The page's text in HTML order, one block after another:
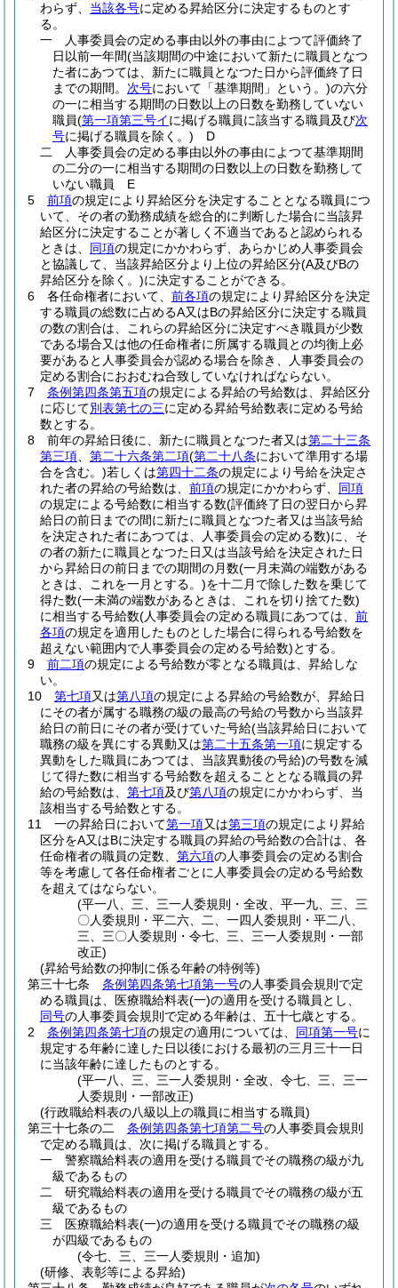
わらず、 当該各号に定める昇給区分に決定するものとす
る。
一
人事委員会の定める事由以外の事由によつて評価終了
日以前一年間(当該期間の中途において新たに職員となつ
た者にあつては、新たに職員となつた日から評価終了日
までの期間。 次号において「基準期間」という。)の六分
の一に相当する期間の日数以上の日数を勤務していない
職員(第一項第三号イに掲げる職員に該当する職員及び次
号に掲げる職員を除く。) D
二
人事委員会の定める事由以外の事由によつて基準期間
の二分の一に相当する期間の日数以上の日数を勤務して
いない職員 E
5
前項の規定により昇給区分を決定することとなる職員につ
いて、その者の勤務成績を総合的に判断した場合に当該昇
給区分に決定することが著しく不適当であると認められる
ときは、 同項の規定にかかわらず、あらかじめ人事委員会
と協議して、当該昇給区分より上位の昇給区分(A及びBの
昇給区分を除く。)に決定することができる。
6
各任命権者において、 前各項の規定により昇給区分を決定
する職員の総数に占めるA又はBの昇給区分に決定する職員
の数の割合は、これらの昇給区分に決定すべき職員が少数
である場合又は他の任命権者に所属する職員との均衡上必
要があると人事委員会が認める場合を除き、人事委員会の
定める割合におおむね合致していなければならない。
7
条例第四条第五項の規定による昇給の号給数は、昇給区分
に応じて別表第七の三に定める昇給号給数表に定める号給
数とする。
8
前年の昇給日後に、新たに職員となつた者又は第二十三条
第三項
第二十六条第二項(第二十八条において準用する場
合を含む。)若しくは第四十二条の規定により号給を決定さ
れた者の昇給の号給数は、 前項の規定にかかわらず、 同項
の規定による号給数に相当する数(評価終了日の翌日から昇
給日の前日までの間に新たに職員となつた者又は当該号給
を決定された者にあつては、人事委員会の定める数)に、そ
の者の新たに職員となつた日又は当該号給を決定された日
から昇給日の前日までの期間の月数(一月未満の端数がある
ときは、これを一月とする。)を十二月で除した数を乗じて
得た数(一未満の端数があるときは、これを切り捨てた数)
に相当する号給数(人事委員会の定める職員にあつては、 前
各項の規定を適用したものとした場合に得られる号給数を
超えない範囲内で人事委員会の定める号給数)とする。
9
前二項の規定による号給数が零となる職員は、昇給しな
い。
10
第七項又は第八項の規定による昇給の号給数が、昇給日
にその者が属する職務の級の最高の号給の号数から当該昇
給日の前日にその者が受けていた号給(当該昇給日において
職務の級を異にする異動又は第二十五条第一項に規定する
異動をした職員にあつては、当該異動後の号給)の号数を減
じて得た数に相当する号給数を超えることとなる職員の昇
給の号給数は、 第七項及び第八項の規定にかかわらず、当
該相当する号給数とする。
11
一の昇給日において第一項又は第三項の規定により昇給
区分をA又はBに決定する職員の昇給の号給数の合計は、各
任命権者の職員の定数、 第六項の人事委員会の定める割合
等を考慮して各任命権者ごとに人事委員会の定める号給数
を超えてはならない。
(平一八、三、三一人委規則・全改、平一九、三、三
〇人委規則・平二六、二、一四人委規則・平二八、
三、三〇人委規則・令七、三、三一人委規則・一部
改正)
(昇給号給数の抑制に係る年齢の特例等)
第三十七条
条例第四条第七項第一号の人事委員会規則で定
める職員は、医療職給料表(一)の適用を受ける職員とし、
同号の人事委員会規則で定める年齢は、五十七歳とする。
2
条例第四条第七項の規定の適用については、 同項第一号に
規定する年齢に達した日以後における最初の三月三十一日
に当該年齢に達したものとする。
(平一八、三、三一人委規則・全改、令七、三、三一
人委規則・一部改正)
(行政職給料表の八級以上の職員に相当する職員)
第三十七条の二
条例第四条第七項第二号の人事委員会規則
で定める職員は、次に掲げる職員とする。
一
警察職給料表の適用を受ける職員でその職務の級が九
級であるもの
二
研究職給料表の適用を受ける職員でその職務の級が五
級であるもの
三
医療職給料表(一)の適用を受ける職員でその職務の級
が四級であるもの
(令七、三、三一人委規則・追加)
(研修、表彰等による昇給)